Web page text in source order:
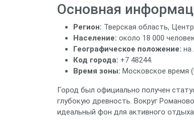
Основная
Регион: Тверская область,
Население: около 18 000
Географическое положение: на
Код города: +7 48244.
Время зоны: Московское время
Город был официально получен
глубокую древность. Вокруг
идеальный фон для активного